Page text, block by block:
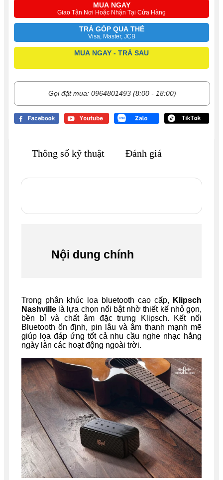
MUA NGAY
Giao Tận Nơi Hoặc Nhận Tại Cửa Hàng
TRẢ GÓP QUA THẺ
Visa, Master, JCB
MUA NGAY - TRẢ SAU
Gọi đặt mua: 0964801493 (8:00 - 18:00)
Thông số kỹ thuật Đánh giá
Nội dung chính
Trong phân khúc loa bluetooth cao cấp,
Klipsch
Nashville là lựa chọn nổi bật nhờ thiết kế nhỏ gọn,
bền bỉ và chất âm đặc trưng Klipsch. Kết nối
Bluetooth ổn định, pin lâu và âm thanh mạnh mẽ
giúp loa đáp ứng tốt cả nhu cầu nghe nhạc hằng
ngày lẫn các hoạt động ngoài trời.